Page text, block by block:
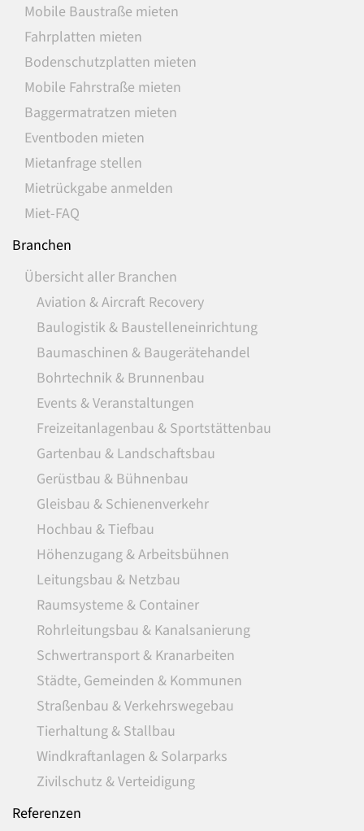
Mobile Baustraße mieten
Fahrplatten mieten
Bodenschutzplatten mieten
Mobile Fahrstraße mieten
Baggermatratzen mieten
Eventboden mieten
Mietanfrage stellen
Mietrückgabe anmelden
Miet-FAQ
Branchen
Übersicht aller Branchen
Aviation & Aircraft Recovery
Baulogistik & Baustelleneinrichtung
Baumaschinen & Baugerätehandel
Bohrtechnik & Brunnenbau
Events & Veranstaltungen
Freizeitanlagenbau & Sportstättenbau
Gartenbau & Landschaftsbau
Gerüstbau & Bühnenbau
Gleisbau & Schienenverkehr
Hochbau & Tiefbau
Höhenzugang & Arbeitsbühnen
Leitungsbau & Netzbau
Raumsysteme & Container
Rohrleitungsbau & Kanalsanierung
Schwertransport & Kranarbeiten
Städte, Gemeinden & Kommunen
Straßenbau & Verkehrswegebau
Tierhaltung & Stallbau
Windkraftanlagen & Solarparks
Zivilschutz & Verteidigung
Referenzen